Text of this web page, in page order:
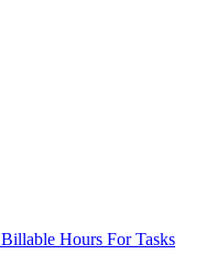
Billable Hours For Tasks